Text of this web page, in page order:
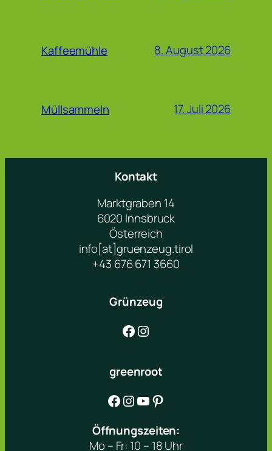
Kaffeemühle 8. August 2026
Müllsammeln 17. Juli 2026
Kontakt
Marktgraben 14
6020 Innsbruck
Österreich
info[at]gruenzeug.tirol
+43 676 671 3660
Grünzeug
Facebook Instagram
greenroot
Facebook Instagram YouTube Pinterest
Öffnungszeiten:
Mo – Fr: 10 – 18 Uhr